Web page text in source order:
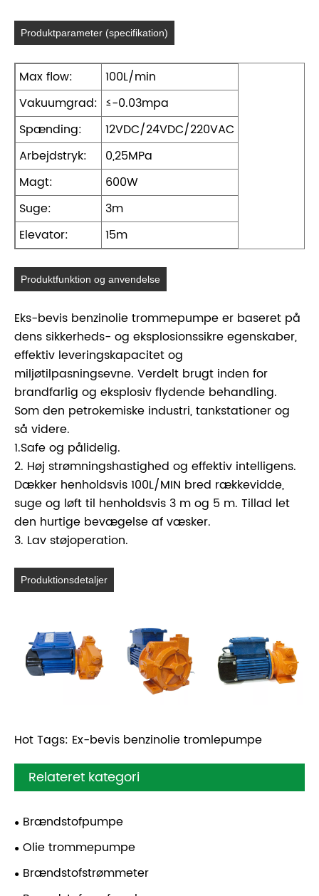
Produktparameter (specifikation)
Max flow:
100L/min
Vakuumgrad: ≤-0.03mpa
Spænding:
12VDC/24VDC/220VAC
Arbejdstryk:
0,25MPa
Magt:
600W
Suge:
3m
Elevator:
15m
Produktfunktion og anvendelse
Eks-bevis benzinolie trommepumpe er baseret på
dens sikkerheds- og eksplosionssikre egenskaber,
effektiv leveringskapacitet og
miljøtilpasningsevne. Verdelt brugt inden for
brandfarlig og eksplosiv flydende behandling.
Som den petrokemiske industri, tankstationer og
så videre.
1.Safe og pålidelig.
2. Høj strømningshastighed og effektiv intelligens.
Dækker henholdsvis 100L/MIN bred rækkevidde,
suge og løft til henholdsvis 3 m og 5 m. Tillad let
den hurtige bevægelse af væsker.
3. Lav støjoperation.
Produktionsdetaljer
Hot Tags: Ex-bevis benzinolie tromlepumpe
Relateret kategori
Brændstofpumpe
Olie trommepumpe
Brændstofstrømmeter